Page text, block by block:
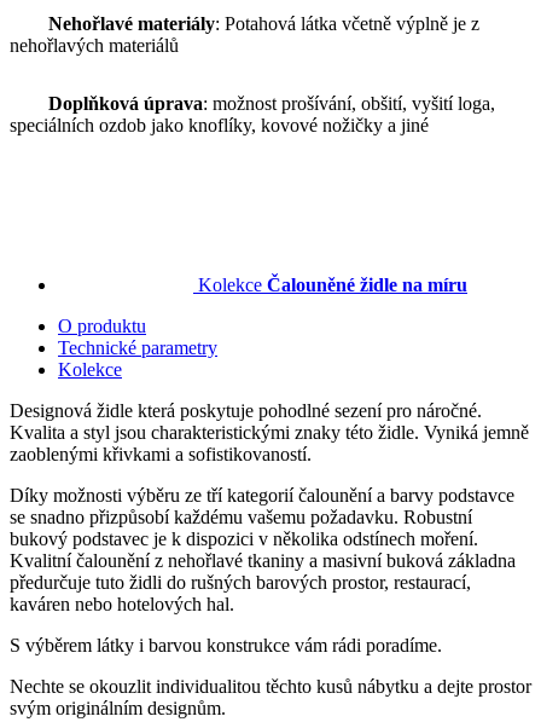
Nehořlavé materiály: Potahová látka včetně výplně je z
nehořlavých materiálů
Doplňková úprava: možnost prošívání, obšití, vyšití loga,
speciálních ozdob jako knoflíky, kovové nožičky a jiné
Kolekce Čalouněné židle na míru
O produktu
Technické parametry
Kolekce
Designová židle která poskytuje pohodlné sezení pro náročné.
Kvalita a styl jsou charakteristickými znaky této židle. Vyniká jemně
zaoblenými křivkami a sofistikovaností.
Díky možnosti výběru ze tří kategorií čalounění a barvy podstavce
se snadno přizpůsobí každému vašemu požadavku. Robustní
bukový podstavec je k dispozici v několika odstínech moření.
Kvalitní čalounění z nehořlavé tkaniny a masivní buková základna
předurčuje tuto židli do rušných barových prostor, restaurací,
kaváren nebo hotelových hal.
S výběrem látky i barvou konstrukce vám rádi poradíme.
Nechte se okouzlit individualitou těchto kusů nábytku a dejte prostor
svým originálním designům.